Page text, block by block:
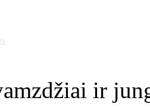
ir